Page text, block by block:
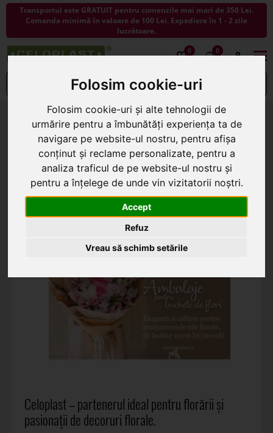
Folosim cookie-uri
Folosim cookie-uri și alte tehnologii de
urmărire pentru a îmbunătăți experiența ta de
navigare pe website-ul nostru, pentru afișa
conținut și reclame personalizate, pentru a
analiza traficul de pe website-ul nostru și
pentru a înțelege de unde vin vizitatorii noștri.
Accept
Refuz
Vreau să schimb setările
Transportul este GRATUIT pentru comenzile mai mari de 350 Lei.
Comanda minimă în valoare de 100 Lei. Expediere în 1 - 2 zile
lucrătoare.
0 0
HOME»Blog » Celoplast – ambalajele pentru flori,
de la numai 10,00 lei/20 coli
CELOPLAST – AMBALAJELE PENTRU
FLORI, DE LA NUMAI 10,00 LEI/20 COLI
Celoplast – partenerul ideal pentru florării și
pasionații de decoruri florale.